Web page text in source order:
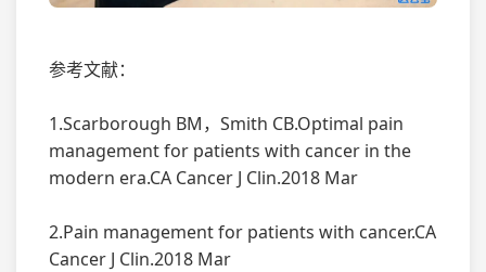
参考文献：
1.Scarborough BM，Smith CB.Optimal pain
management for patients with cancer in the
modern era.CA Cancer J Clin.2018 Mar
2.Pain management for patients with cancer.CA
Cancer J Clin.2018 Mar